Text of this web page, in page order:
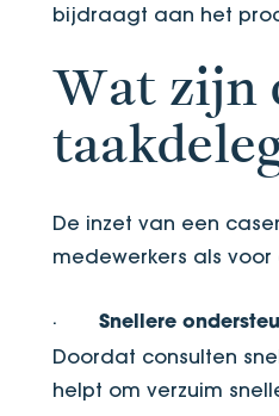
bijdraagt aan het
Wat zijn
De inzet van een
medewerkers als
· Snellere
Doordat consulten
helpt om verzuim